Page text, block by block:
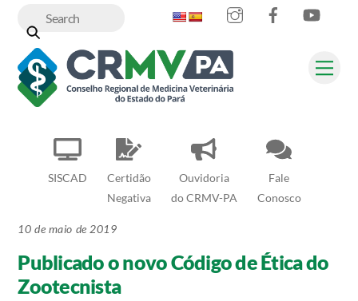
content
SISCAD
Certidão
Negativa
Ouvidoria
do CRMV-PA
Fale
Conosco
InstagramFacebook
10 de maio de 2019
Publicado o novo Código de Ética do
Zootecnista